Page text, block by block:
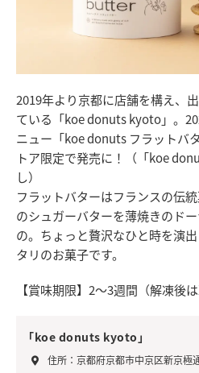
2019年より京都に店舗を構え、
ている「koe donuts kyoto」。
ニュー「koe donuts フラットバ
トア限定で発売に！（「koe
し）
フラットバターはフランスの伝
のシュガーバターを薄焼きのド
の。ちょっと贅沢なひと時を演
タリのお菓子です。
【賞味期限】2～3週間（解凍後
「koe donuts kyoto」
住所：京都府京都市中京区新京極